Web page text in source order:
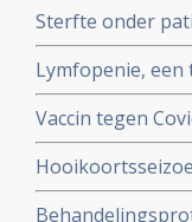
bewijs. Blijkt uit
Sterfte onder
beduidend
met het
Lymfopenie,
ernst van
19
Vaccin tegen
van de 108
virus (COVID-